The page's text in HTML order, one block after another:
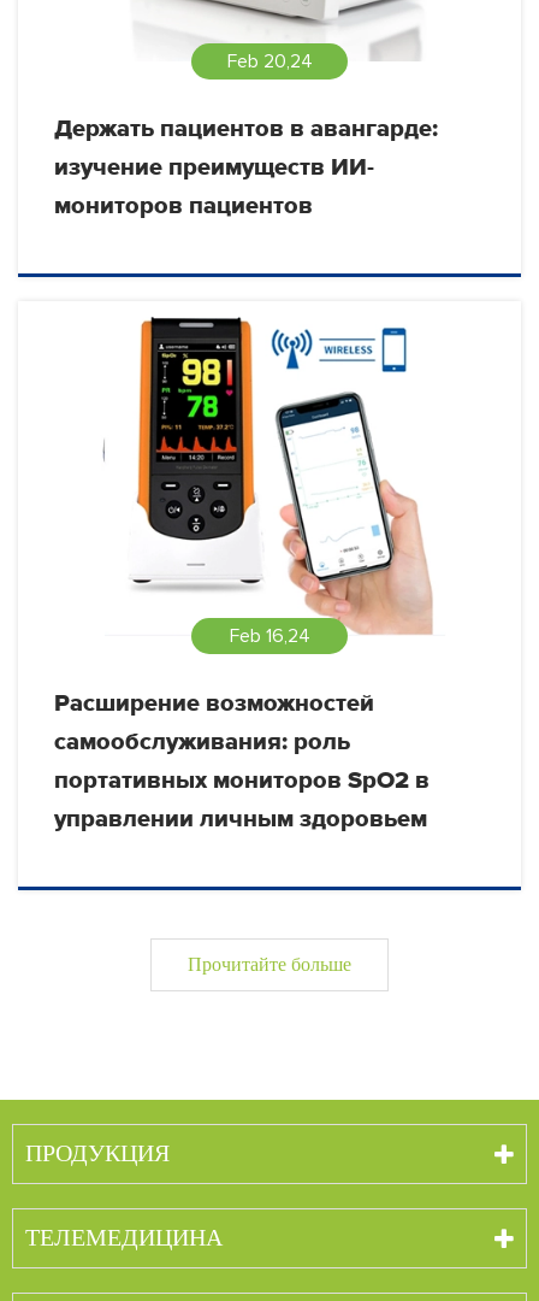
Feb 20,24
Держать пациентов в авангарде:
изучение преимуществ ИИ-
мониторов пациентов
Feb 16,24
Расширение возможностей
самообслуживания: роль
портативных мониторов SpO2 в
управлении личным здоровьем
Прочитайте больше
ПРОДУКЦИЯ
ТЕЛЕМЕДИЦИНА